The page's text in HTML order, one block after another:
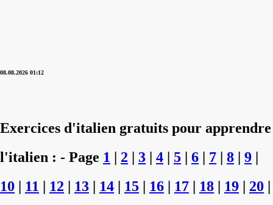
08.08.2026 01:12
Exercices d'italien gratuits pour apprendre
l'italien : - Page 1 | 2 | 3 | 4 | 5 | 6 | 7 | 8 | 9 |
10 | 11 | 12 | 13 | 14 | 15 | 16 | 17 | 18 | 19 | 20 |